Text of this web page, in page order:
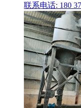
联系电话: 180